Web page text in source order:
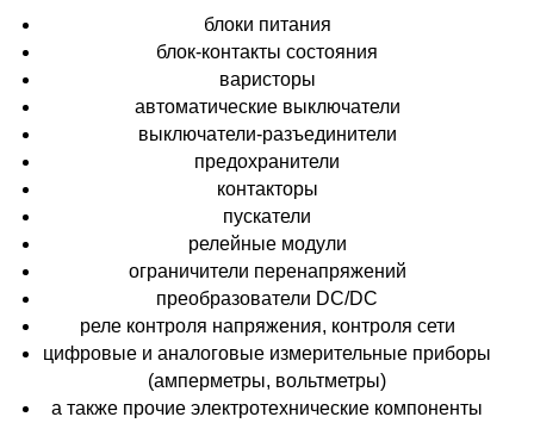
блоки питания
блок-контакты состояния
варисторы
автоматические выключатели
выключатели-разъединители
предохранители
контакторы
пускатели
релейные модули
ограничители перенапряжений
преобразователи DC/DC
реле контроля напряжения, контроля сети
цифровые и аналоговые измерительные приборы
(амперметры, вольтметры)
а также прочие электротехнические компоненты